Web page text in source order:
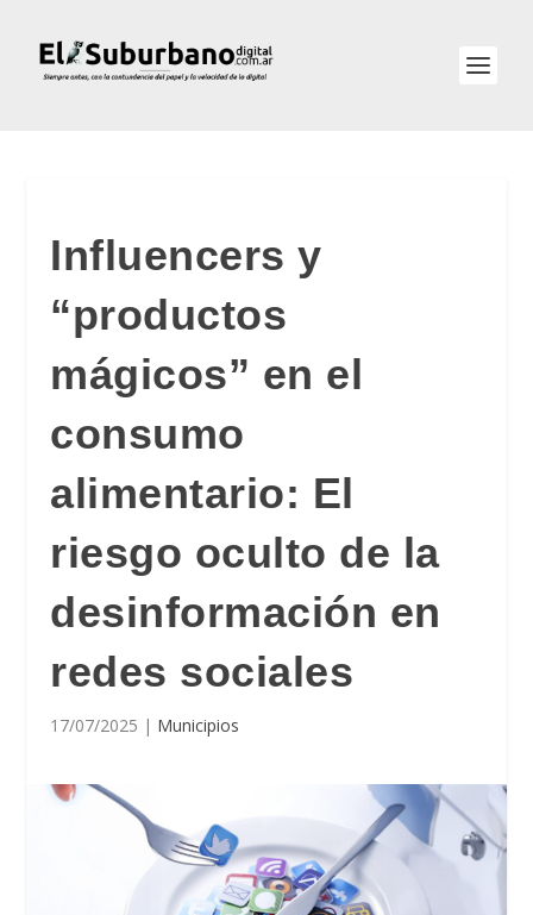
Influencers y
“productos
mágicos” en el
consumo
alimentario: El
riesgo oculto de la
desinformación en
redes sociales
17/07/2025 | Municipios